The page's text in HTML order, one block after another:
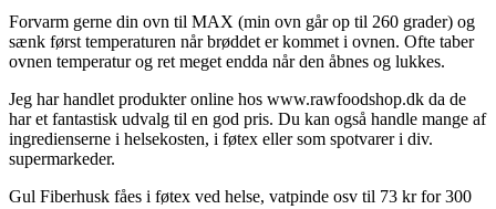
Forvarm gerne din ovn til MAX (min ovn går op til 260 grader) og
sænk først temperaturen når brøddet er kommet i ovnen. Ofte taber
ovnen temperatur og ret meget endda når den åbnes og lukkes.
Jeg har handlet produkter online hos www.rawfoodshop.dk da de
har et fantastisk udvalg til en god pris. Du kan også handle mange af
ingredienserne i helsekosten, i føtex eller som spotvarer i div.
supermarkeder.
Gul Fiberhusk fåes i føtex ved helse, vatpinde osv til 73 kr for 300